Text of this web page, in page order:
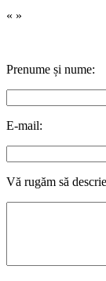
« »
Prenume și nume:
E-mail:
Vă rugăm să